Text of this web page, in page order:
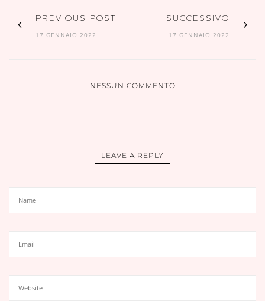
PREVIOUS POST
17 GENNAIO 2022
SUCCESSIVO
17 GENNAIO 2022
NESSUN COMMENTO
LEAVE A REPLY